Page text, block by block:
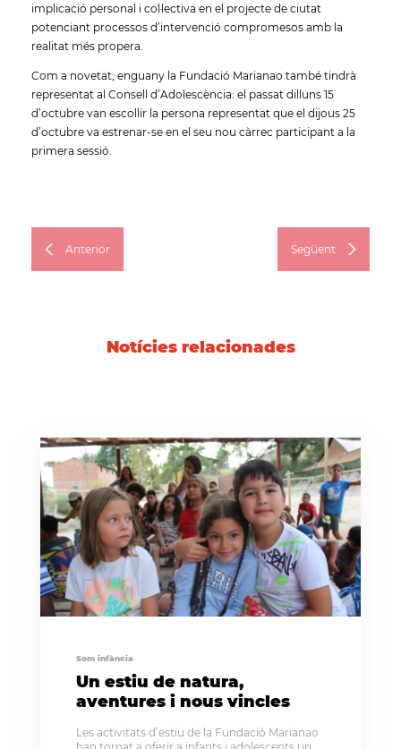
implicació personal i col·lectiva en el projecte de ciutat
potenciant processos d’intervenció compromesos amb la
realitat més propera.
Com a novetat, enguany la Fundació Marianao també tindrà
representat al Consell d’Adolescència: el passat dilluns 15
d’octubre van escollir la persona representat que el dijous 25
d’octubre va estrenar-se en el seu nou càrrec participant a la
primera sessió.
Anterior Següent
Notícies relacionades
Som infància
Un estiu de natura,
aventures i nous vincles
Les activitats d’estiu de la Fundació Marianao
han tornat a oferir a infants i adolescents un